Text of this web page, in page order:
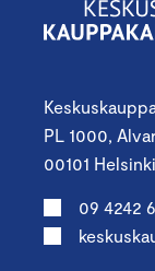
PL 1000,
00101 Helsinki
09 4242